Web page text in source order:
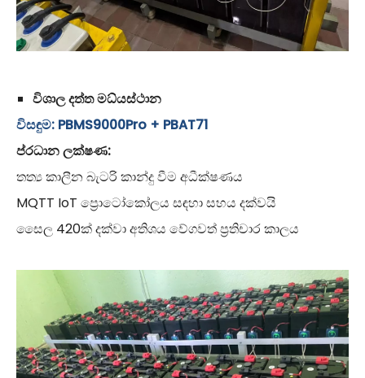
විශාල දත්ත මධ්යස්ථාන
විසඳුම: PBMS9000Pro + PBAT71
ප්රධාන ලක්ෂණ:
තත්‍ය කාලීන බැටරි කාන්දු වීම අධීක්ෂණය
MQTT IoT ප්‍රොටෝකෝලය සඳහා සහය දක්වයි
සෛල 420ක් දක්වා අතිශය වේගවත් ප්‍රතිචාර කාලය